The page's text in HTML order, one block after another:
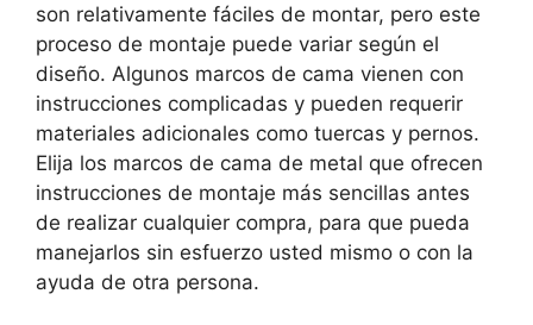
son relativamente fáciles de montar, pero este
proceso de montaje puede variar según el
diseño. Algunos marcos de cama vienen con
instrucciones complicadas y pueden requerir
materiales adicionales como tuercas y pernos.
Elija los marcos de cama de metal que ofrecen
instrucciones de montaje más sencillas antes
de realizar cualquier compra, para que pueda
manejarlos sin esfuerzo usted mismo o con la
ayuda de otra persona.